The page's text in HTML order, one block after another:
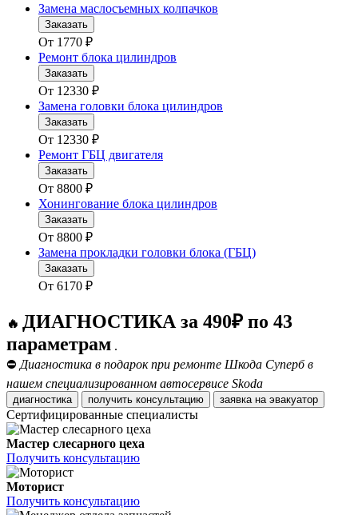
Замена маслосъемных колпачков
Заказать
От 1770 ₽
Ремонт блока цилиндров
Заказать
От 12330 ₽
Замена головки блока цилиндров
Заказать
От 12330 ₽
Ремонт ГБЦ двигателя
Заказать
От 8800 ₽
Хонингование блока цилиндров
Заказать
От 8800 ₽
Замена прокладки головки блока (ГБЦ)
Заказать
От 6170 ₽
🔥 ДИАГНОСТИКА за 490₽ по 43
параметрам .
⛔ Диагностика в подарок при ремонте Шкода Суперб в
нашем специализированном автосервисе Skoda
диагностика получить консультацию заявка на эвакуатор
Сертифицированные специалисты
Мастер слесарного цеха
Получить консультацию
Моторист
Получить консультацию